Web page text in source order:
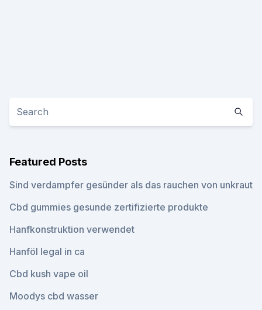
Featured Posts
Sind verdampfer gesünder als das rauchen von unkraut
Cbd gummies gesunde zertifizierte produkte
Hanfkonstruktion verwendet
Hanföl legal in ca
Cbd kush vape oil
Moodys cbd wasser